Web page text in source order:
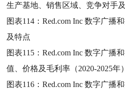
生产基地、销售区域、竞争对手
图表114：Red.com Inc 数字广播
及特点
图表115：Red.com Inc 数字广播
值、价格及毛利率（2020-2025年）
图表116：Red.com Inc 数字广播